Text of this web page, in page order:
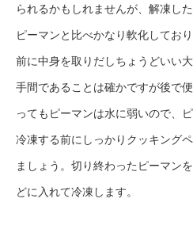
られるかもしれませんが、解凍し
ピーマンと比べかなり軟化してお
前に中身を取りだしちょうどいい
手間であることは確かですが後で
ってもピーマンは水に弱いので、
冷凍する前にしっかりクッキング
ましょう。切り終わったピーマン
どに入れて冷凍します。